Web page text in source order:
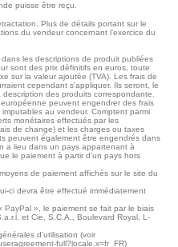
puisse être reçu.
Plus de détails portant sur le
du vendeur concernant l’exercice du
dans les descriptions de produit publiées
sont des prix définitifs en euros, toute
sur la valeur ajoutée (TVA). Les frais de
cependant s'appliquer. Ils seront, le
des produits correspondante.
peuvent engendrer des frais
au vendeur. Comptent parmi
monétaires effectués par les
de change) et les charges ou taxes
peuvent également être engendrés dans
a lieu dans un pays appartenant à
le paiement à partir d’un pays hors
de paiement affichés sur le site du
ci devra être effectué immédiatement
PayPal », le paiement se fait par le biais
et Cie, S.C.A., Boulevard Royal, L-
d’utilisation (voir
full?locale.x=fr_FR)